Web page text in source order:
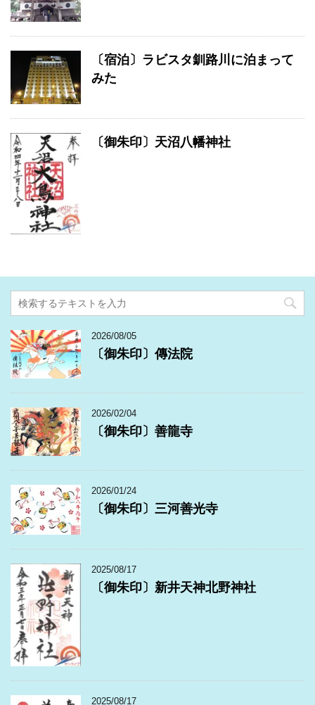
〔宿泊〕ラビスタ釧路川に泊まって
みた
〔御朱印〕天沼八幡神社
2026/08/05
〔御朱印〕傳法院
2026/02/04
〔御朱印〕善龍寺
2026/01/24
〔御朱印〕三河善光寺
2025/08/17
〔御朱印〕新井天神北野神社
2025/08/17